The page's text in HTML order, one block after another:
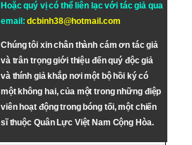
Hoặc quý vị có thể liên lạc với tác giả qua
email:dcbinh38@hotmail.com
Chúng tôi xin chân thành cám ơn tác giả
và trân trọng giới thiệu đến quý độc giả
và thính giả khắp nơi một bộ hồi ký có
một không hai, của một trong những điệp
viên hoạt động trong bóng tối, một chiến
sĩ thuộc Quân Lực Việt Nam Cộng Hòa.